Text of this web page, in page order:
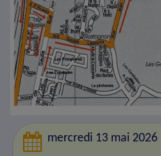
mercredi 13 mai 2026